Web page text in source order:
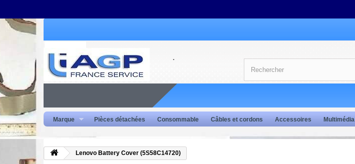
Marque Pièces détachées Consommable Câbles et cordons Accessoires Multimédia
Lenovo Battery Cover (5S58C14720)